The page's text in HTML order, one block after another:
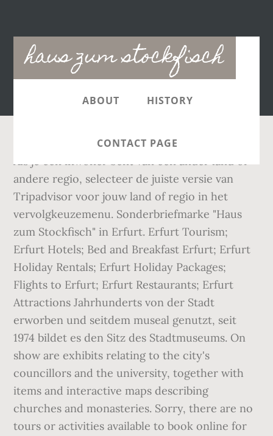
haus zum stockfisch
Main
navigation
ABOUT HISTORY
CONTACT PAGE
Als je een inwoner bent van een ander land of
andere regio, selecteer de juiste versie van
Tripadvisor voor jouw land of regio in het
vervolgkeuzemenu. Sonderbriefmarke "Haus
zum Stockfisch" in Erfurt. Erfurt Tourism;
Erfurt Hotels; Bed and Breakfast Erfurt; Erfurt
Holiday Rentals; Erfurt Holiday Packages;
Flights to Erfurt; Erfurt Restaurants; Erfurt
Attractions Jahrhunderts von der Stadt
erworben und seitdem museal genutzt, seit
1974 bildet es den Sitz des Stadtmuseums. On
show are exhibits relating to the city's
councillors and the university, together with
items and interactive maps describing
churches and monasteries. Sorry, there are no
tours or activities available to book online for